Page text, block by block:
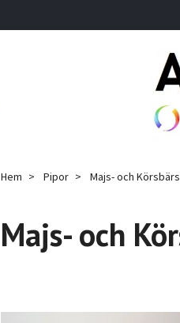
Hem Pipor Majs- och
Majs- och